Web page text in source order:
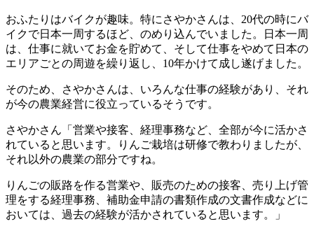
おふたりはバイクが趣味。特にさやかさんは、20代の時にバ
イクで日本一周するほど、のめり込んでいました。日本一周
は、仕事に就いてお金を貯めて、そして仕事をやめて日本の
エリアごとの周遊を繰り返し、10年かけて成し遂げました。
そのため、さやかさんは、いろんな仕事の経験があり、それ
が今の農業経営に役立っているそうです。
さやかさん「営業や接客、経理事務など、全部が今に活かさ
れていると思います。りんご栽培は研修で教わりましたが、
それ以外の農業の部分ですね。
りんごの販路を作る営業や、販売のための接客、売り上げ管
理をする経理事務、補助金申請の書類作成の文書作成などに
おいては、過去の経験が活かされていると思います。」